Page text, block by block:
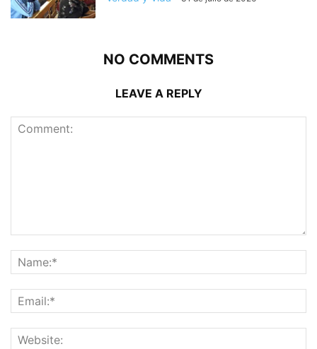
NO COMMENTS
LEAVE A REPLY